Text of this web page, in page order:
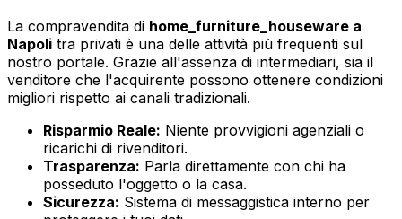
La compravendita di home_furniture_houseware a
Napoli tra privati è una delle attività più frequenti sul
nostro portale. Grazie all'assenza di intermediari, sia il
venditore che l'acquirente possono ottenere condizioni
migliori rispetto ai canali tradizionali.
Risparmio Reale: Niente provvigioni agenziali o
ricarichi di rivenditori.
Trasparenza: Parla direttamente con chi ha
posseduto l'oggetto o la casa.
Sicurezza: Sistema di messaggistica interno per